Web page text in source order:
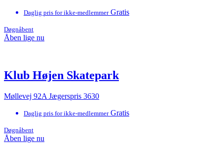
Daglig pris for ikke-medlemmer Gratis
Døgnåbent
Åben lige nu
Klub Højen Skatepark
Møllevej 92A Jægerspris 3630
Daglig pris for ikke-medlemmer Gratis
Døgnåbent
Åben lige nu